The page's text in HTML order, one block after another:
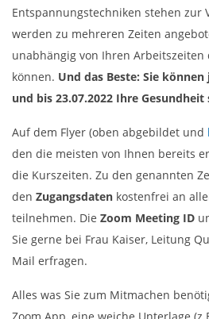
Entspannungstechniken stehen zur
werden zu mehreren Zeiten
unabhängig von Ihren
können. Und das Beste: Sie
und bis 23.07.2022 Ihre Gesundheit
Auf dem Flyer (oben abgebildet und
den die meisten von Ihnen bereits
die Kurszeiten. Zu den genannten
den Zugangsdaten kostenfrei an
teilnehmen. Die Zoom Meeting ID
Sie gerne bei Frau Kaiser, Leitung
Mail erfragen.
Alles was Sie zum Mitmachen